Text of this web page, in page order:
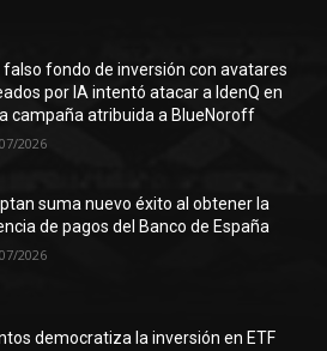
falso fondo de inversión con avatares
por IA intentó atacar a IdenQ en
campaña atribuida a BlueNoroff
2026
suma nuevo éxito al obtener la
de pagos del Banco de España
2026
democratiza la inversión en ETF